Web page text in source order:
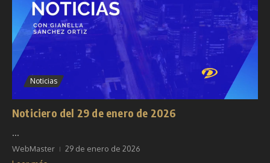
Noticias
Noticiero del 29 de enero de 2026
...
WebMaster 29 de enero de 2026